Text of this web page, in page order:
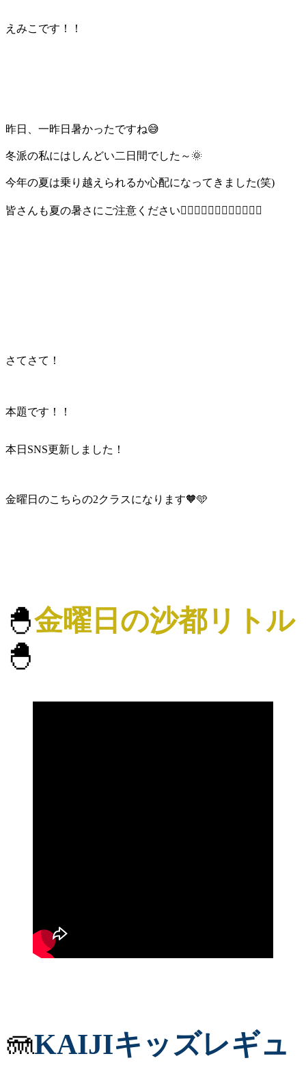
えみこです！！
昨日、一昨日暑かったですね😅
冬派の私にはしんどい二日間でした～🌞
今年の夏は乗り越えられるか心配になってきました(笑)
皆さんも夏の暑さにご注意ください💁🏻‍♀️💁🏻‍♀️💁🏻‍♀️💁🏻‍♀️
さてさて！
本題です！！
本日SNS更新しました！
金曜日のこちらの2クラスになります🧡🩵
🐣金曜日の沙都リトル
🐣
🪼KAIJIキッズレギュ